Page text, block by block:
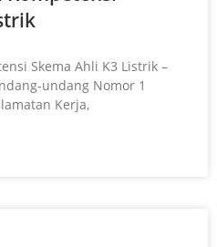
Skema Ahli K3 Listrik –
undang Nomor 1
Kerja,